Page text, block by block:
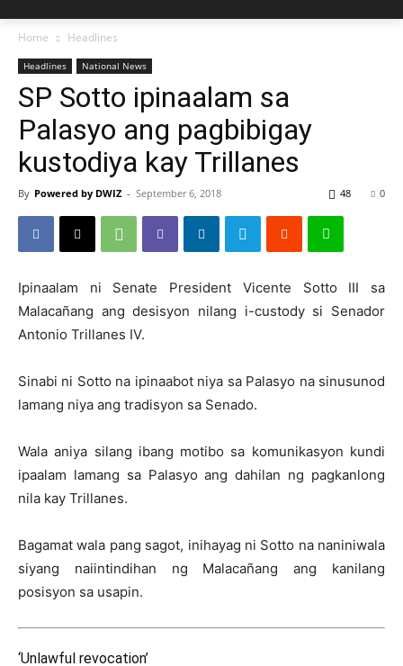
Home Headlines
Headlines National News
SP Sotto ipinaalam sa
Palasyo ang pagbibigay
kustodiya kay Trillanes
By Powered by DWIZ - September 6, 2018 0
48
Ipinaalam ni Senate President Vicente Sotto III sa
Malacañang ang desisyon nilang i-custody si Senador
Antonio Trillanes IV.
Sinabi ni Sotto na ipinaabot niya sa Palasyo na sinusunod
lamang niya ang tradisyon sa Senado.
Wala aniya silang ibang motibo sa komunikasyon kundi
ipaalam lamang sa Palasyo ang dahilan ng pagkanlong
nila kay Trillanes.
Bagamat wala pang sagot, inihayag ni Sotto na naniniwala
siyang naiintindihan ng Malacañang ang kanilang
posisyon sa usapin.
‘Unlawful revocation’